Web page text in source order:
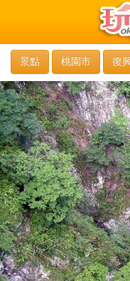
景點 桃園市 復